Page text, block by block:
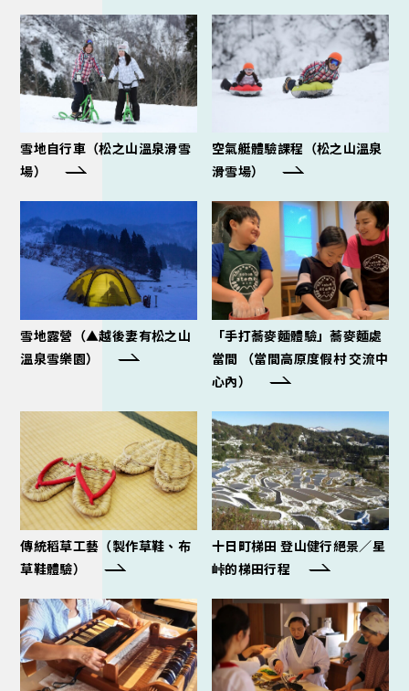
雪地自行車（松之山溫泉滑雪
場）
空氣艇體驗課程（松之山溫泉
滑雪場）
雪地露營（▲越後妻有松之山
溫泉雪樂園）
「手打蕎麥麵體驗」蕎麥麵處
當間 （當間高原度假村 交流中
心內）
傳統稻草工藝（製作草鞋、布
草鞋體驗）
十日町梯田 登山健行絕景／星
峠的梯田行程